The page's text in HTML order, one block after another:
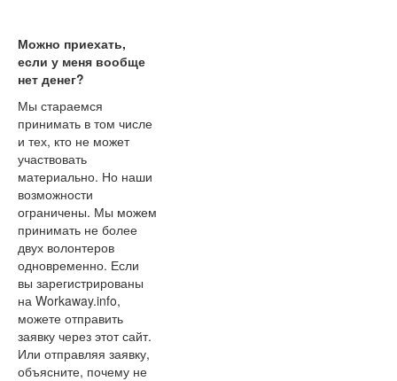
Можно приехать,
если у меня вообще
нет денег?
Мы стараемся
принимать в том числе
и тех, кто не может
участвовать
материально. Но наши
возможности
ограничены. Мы можем
принимать не более
двух волонтеров
одновременно. Если
вы зарегистрированы
на Workaway.info,
можете отправить
заявку через этот сайт.
Или отправляя заявку,
объясните, почему не